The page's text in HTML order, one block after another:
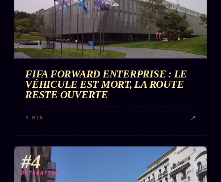
FIFA FORWARD ENTERPRISE : LE
VÉHICULE EST MORT, LA ROUTE
RESTE OUVERTE
4 MIN ↗
#4
DÉTONATION